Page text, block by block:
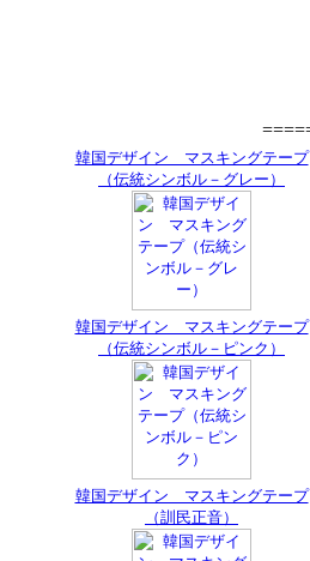
韓国デザイン マスキングテープ
（伝統シンボル－グレー）
韓国デザイン マスキングテープ
（伝統シンボル－ピンク）
韓国デザイン マスキングテープ
（訓民正音）